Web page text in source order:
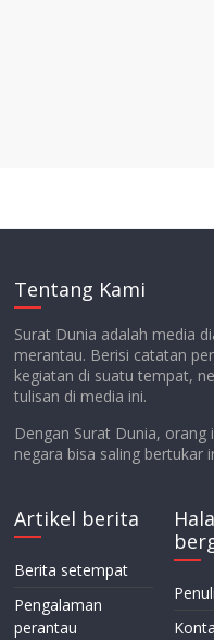
Tentang Kami
Surat Dunia adalah media
merantau. Berisi catatan
kegiatan di suatu tempat,
tulisan di media ini.
Dengan Surat Dunia,
negara bisa saling bertukar
Artikel berita
Berita setempat
Pengalaman
perantau